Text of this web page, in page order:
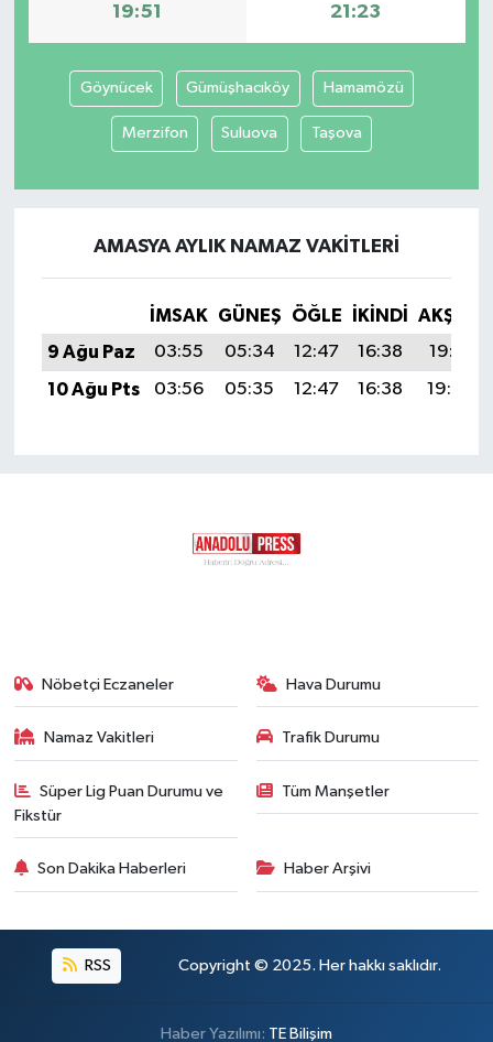
19:51 21:23
Göynücek Gümüşhacıköy Hamamözü
Merzifon Suluova Taşova
AMASYA AYLIK NAMAZ VAKITLERI
İMSAK GÜNEŞ ÖĞLE İKINDI
AKŞAM
9 Ağu Paz
03:55 05:34 12:47 16:38
19:51
10 Ağu Pts
03:56 05:35 12:47 16:38 19:49
Nöbetçi Eczaneler Hava Durumu
Namaz Vakitleri Trafik Durumu
Süper Lig Puan Durumu ve
Fikstür
Tüm Manşetler
Son Dakika Haberleri Haber Arşivi
RSS Copyright © 2025. Her hakkı saklıdır.
Haber Yazılımı: TE Bilişim